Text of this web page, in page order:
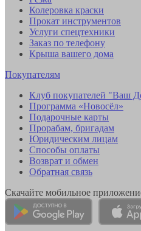
Колеровка краски
Прокат инструментов
Услуги спецтехники
Заказ по телефону
Крыша вашего дома
Покупателям
Клуб покупателей "Ваш
Программа «Новосёл»
Подарочные карты
Прорабам, бригадам
Юридическим лицам
Способы оплаты
Возврат и обмен
Обратная связь
Скачайте мобильное